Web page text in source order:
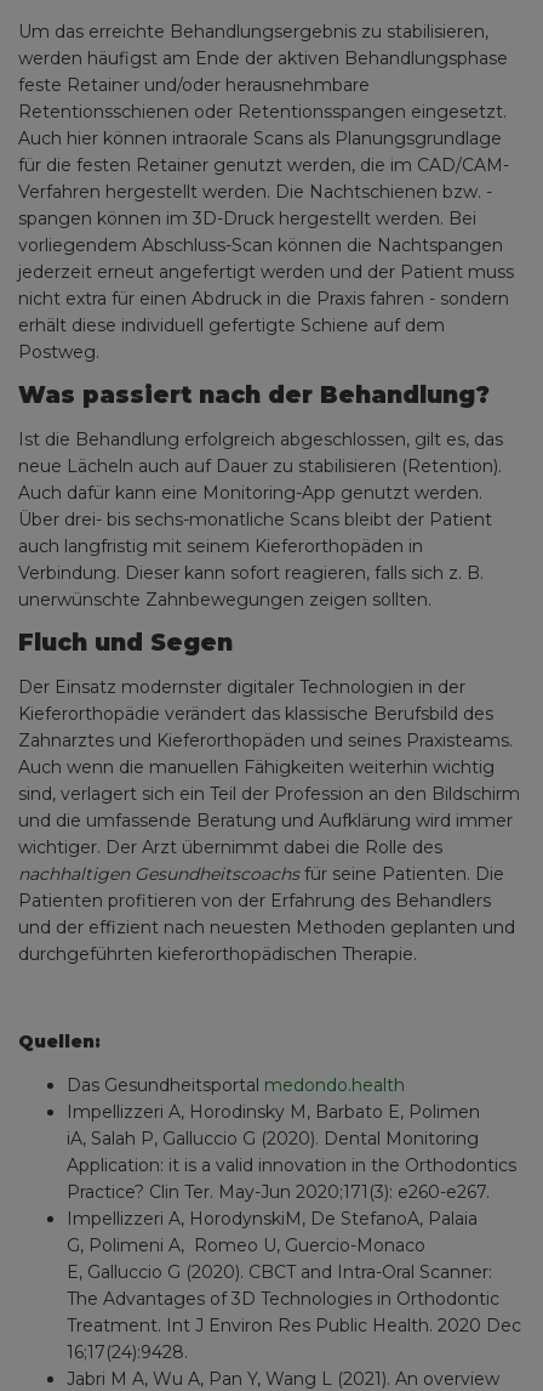
Um das erreichte Behandlungsergebnis zu stabilisieren,
werden häufigst am Ende der aktiven Behandlungsphase
feste Retainer und/oder herausnehmbare
Retentionsschienen oder Retentionsspangen eingesetzt.
Auch hier können intraorale Scans als Planungsgrundlage
für die festen Retainer genutzt werden, die im CAD/CAM-
Verfahren hergestellt werden. Die Nachtschienen bzw. -
spangen können im 3D-Druck hergestellt werden. Bei
vorliegendem Abschluss-Scan können die Nachtspangen
jederzeit erneut angefertigt werden und der Patient muss
nicht extra für einen Abdruck in die Praxis fahren - sondern
erhält diese individuell gefertigte Schiene auf dem
Postweg.
Was passiert nach der Behandlung?
Ist die Behandlung erfolgreich abgeschlossen, gilt es, das
neue Lächeln auch auf Dauer zu stabilisieren (Retention).
Auch dafür kann eine Monitoring-App genutzt werden.
Über drei- bis sechs-monatliche Scans bleibt der Patient
auch langfristig mit seinem Kieferorthopäden in
Verbindung. Dieser kann sofort reagieren, falls sich z. B.
unerwünschte Zahnbewegungen zeigen sollten.
Fluch und Segen
Der Einsatz modernster digitaler Technologien in der
Kieferorthopädie verändert das klassische Berufsbild des
Zahnarztes und Kieferorthopäden und seines Praxisteams.
Auch wenn die manuellen Fähigkeiten weiterhin wichtig
sind, verlagert sich ein Teil der Profession an den Bildschirm
und die umfassende Beratung und Aufklärung wird immer
wichtiger. Der Arzt übernimmt dabei die Rolle des
nachhaltigen Gesundheitscoachsfür seine Patienten. Die
Patienten profitieren von der Erfahrung des Behandlers
und der effizient nach neuesten Methoden geplanten und
durchgeführten kieferorthopädischen Therapie.
Quellen:
Das Gesundheitsportal medondo.health
Impellizzeri A, Horodinsky M, Barbato E, Polimen
iA, Salah P, Galluccio G (2020). Dental Monitoring
Application: it is a valid innovation in the Orthodontics
Practice? Clin Ter. May-Jun 2020;171(3): e260-e267.
Impellizzeri A, HorodynskiM, De StefanoA, Palaia
G, Polimeni A, Romeo U, Guercio-Monaco
E, Galluccio G (2020). CBCT and Intra-Oral Scanner:
The Advantages of 3D Technologies in Orthodontic
Treatment. Int J Environ Res Public Health. 2020 Dec
16;17(24):9428.
Jabri M A, Wu A, Pan Y, Wang L (2021). An overview